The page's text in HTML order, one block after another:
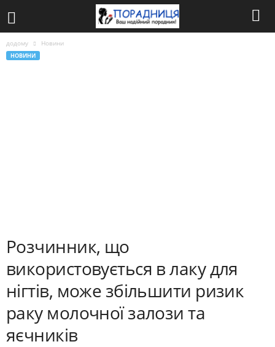
додому Новини
НОВИНИ
Розчинник, що
використовується в лаку для
нігтів, може збільшити ризик
раку молочної залози та
яєчників